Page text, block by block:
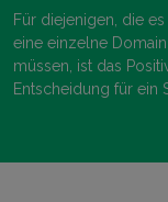
Für diejenigen, die
eine einzelne
müssen, ist das
Entscheidung für ein